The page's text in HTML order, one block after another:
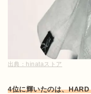
出典： hinataストア
4位に輝いたのは、